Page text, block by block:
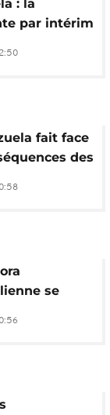
: la
par intérim
fait face
des
La Mar
se
à Madrid en
l'opposition